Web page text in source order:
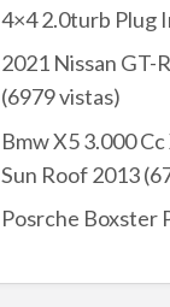
4×4 2.0turb Plug
2021 Nissan GT-
(6979 vistas)
Bmw X5 3.000
Sun Roof 2013
Posrche Boxster